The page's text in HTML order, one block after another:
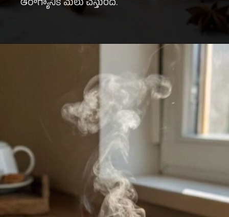
ఆరోగ్యానికి మేలు చేస్తుంది.